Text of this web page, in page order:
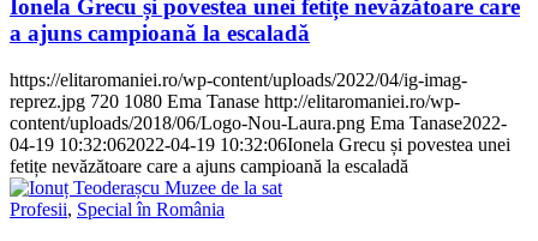
Ionela Grecu și povestea unei fetițe nevăzătoare care
a ajuns campioană la escaladă
https://elitaromaniei.ro/wp-content/uploads/2022/04/ig-imag-
reprez.jpg 720 1080 Ema Tanase http://elitaromaniei.ro/wp-
content/uploads/2018/06/Logo-Nou-Laura.png Ema Tanase2022-
04-19 10:32:062022-04-19 10:32:06Ionela Grecu și povestea unei
fetițe nevăzătoare care a ajuns campioană la escaladă
Profesii, Special în România